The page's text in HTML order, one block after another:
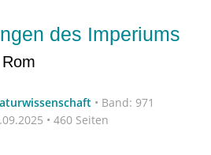
des Imperiums
• Band: 971
• 460 Seiten